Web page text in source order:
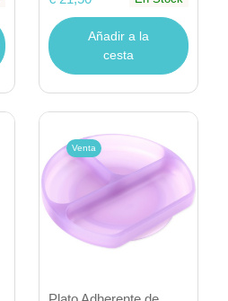
Añadir a la
cesta
Venta